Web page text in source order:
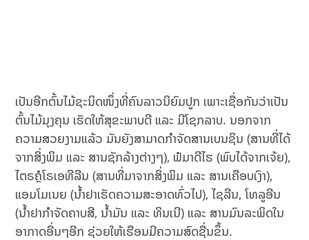
ເປັນອີກຕົ້ນໄມ້ຊະນິດໜຶ່ງທີ່ຄົນລາວນິຍົມປູກ ເພາະເຊື່ອກັນວ່າເປັນ
ຕົ້ນໄມ້ມຸງຄຸນ ເຮັດໃຫ້ສຸຂະພາບດີ ແລະ ມີໂຊກລາບ. ນອກຈາກ
ຄວາມສວຍງາມແລ້ວ ມັນຍັງສາມາດກຳຈັດສານເບນຊິນ (ສານທີ່ໄດ້
ຈາກສິ່ງພິມ ແລະ ສານຊັກລ້າງຕ່າງໆ), ຟໍມາດີໄຮ (ພົບໄດ້ຈາກເຈ້ຍ),
ໄຕຣຄຼໍໂຣເອທີລີນ (ສານທີ່ມາຈາກສິ່ງພິມ ແລະ ສານເຄືອບເງົາ),
ແອມໂມເນຍ (ນ້ຳຢາເຮັດຄວາມສະອາດທົ່ວໄປ), ໄຊລີນ, ໂທລູອີນ
(ນ້ຳຢາກຳຈັດຄາບສີ, ນ້ຳມັນ ແລະ ທິນເນີ) ແລະ ສານມົນລະພິດໃນ
ອາກາດອື່ນໆອີກ ຊ່ວຍໃຫ້ເຮືອນມີຄວາມສົດຊື່ນຂຶ້ນ.